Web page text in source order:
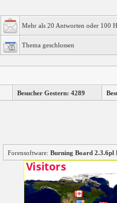
Mehr als 20 Antworten oder 100
Thema geschlossen
Besucher Gestern: 4289
Forensoftware: Burning Board